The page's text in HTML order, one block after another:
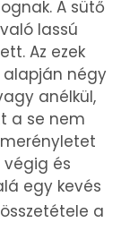
A sütő
lassú
Az ezek
alapján négy
anélkül,
a se nem
és
egy kevés
a